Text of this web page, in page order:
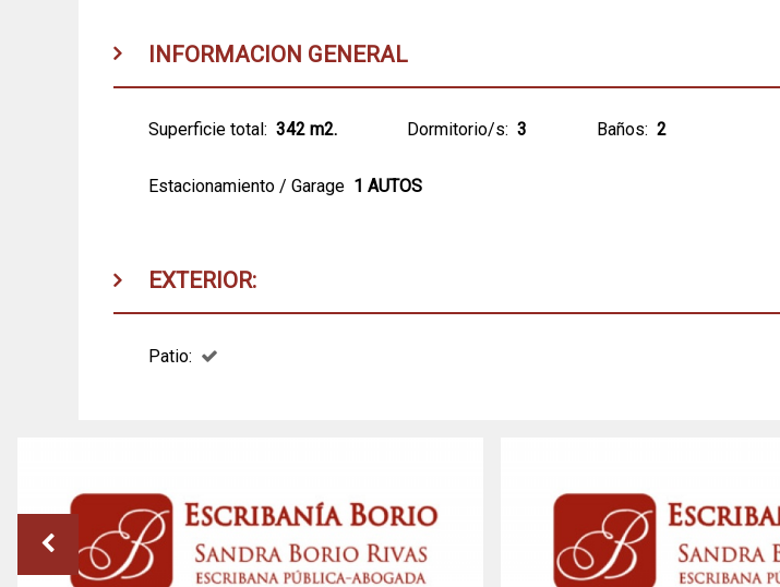
INFORMACION GENERAL
Superficie total: 342 m2. Dormitorio/s: 3 Baños: 2
Estacionamiento / Garage 1 AUTOS
EXTERIOR:
Patio: